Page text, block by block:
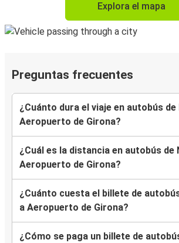
Explora el mapa
Preguntas frecuentes
¿Cuánto dura el viaje en autobús de
Aeropuerto de Girona?
¿Cuál es la distancia en autobús de
Aeropuerto de Girona?
¿Cuánto cuesta el billete de
a Aeropuerto de Girona?
¿Cómo se paga un billete de